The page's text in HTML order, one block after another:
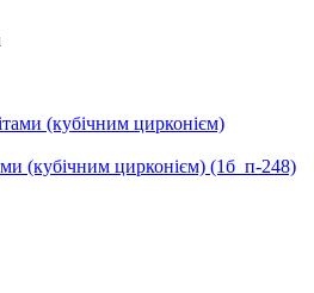
(кубічним цирконієм) (1б_п-248)